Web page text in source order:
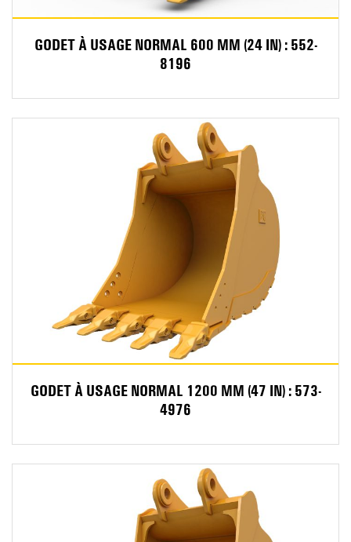
GODET À USAGE NORMAL 600 MM (24 IN) : 552-
8196
GODET À USAGE NORMAL 1200 MM (47 IN) : 573-
4976